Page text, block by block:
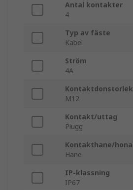
Antal kontakter
4
Typ av fäste
Kabel
Ström
4A
Kontaktdonstorlek
M12
Kontakt/uttag
Plugg
Kontakthane/hona
Hane
IP-klassning
IP67